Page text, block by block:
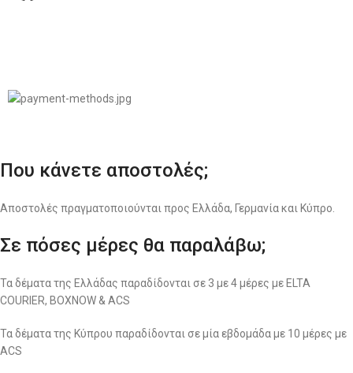
Που κάνετε αποστολές;
Αποστολές πραγματοποιούνται προς Ελλάδα, Γερμανία και Κύπρο.
Σε πόσες μέρες θα παραλάβω;
Τα δέματα της Ελλάδας παραδίδονται σε 3 με 4 μέρες με ELTA
COURIER, BOXNOW & ACS
Τα δέματα της Κύπρου παραδίδονται σε μία εβδομάδα με 10 μέρες με
ACS